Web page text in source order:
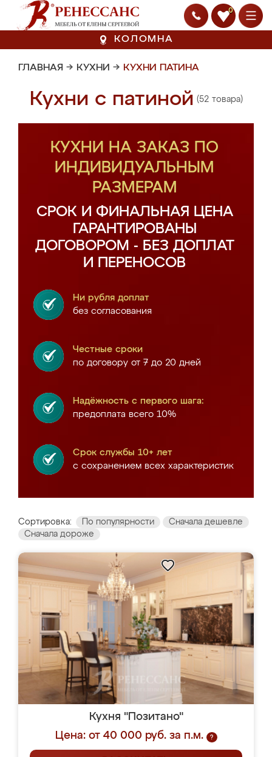
0
КОЛОМНА
ГЛАВНАЯ → КУХНИ → КУХНИ ПАТИНА
Кухни с патиной (52 товара)
КУХНИ НА ЗАКАЗ ПО
ИНДИВИДУАЛЬНЫМ
РАЗМЕРАМ
СРОК И ФИНАЛЬНАЯ ЦЕНА
ГАРАНТИРОВАНЫ
ДОГОВОРОМ - БЕЗ ДОПЛАТ
И ПЕРЕНОСОВ
Ни рубля доплат
без согласования
Честные сроки
по договору от 7 до 20 дней
Надёжность с первого шага:
предоплата всего 10%
Срок службы 10+ лет
с сохранением всех характеристик
Сортировка: По популярности
Сначала дешевле
Сначала дороже
Кухня "Позитано"
Цена: от 40 000 руб. за п.м.
?